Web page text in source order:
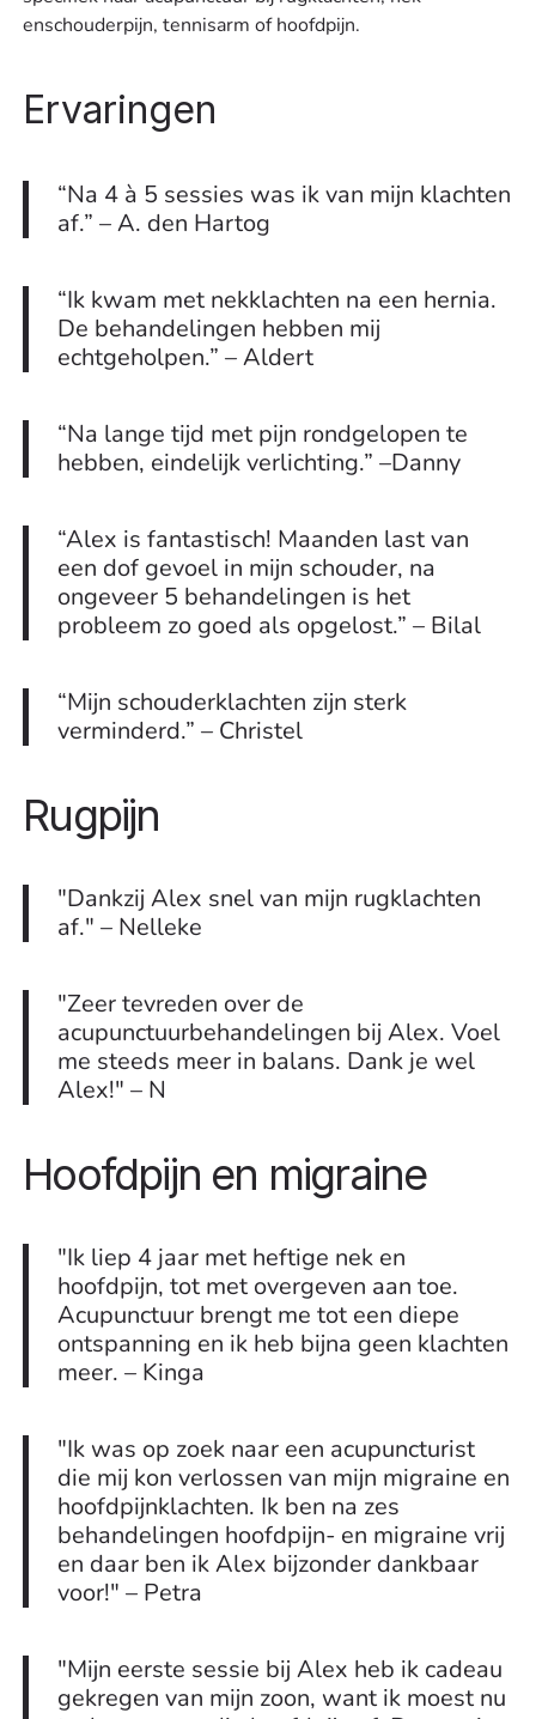
enschouderpijn, tennisarm of hoofdpijn.
Ervaringen
“Na 4 à 5 sessies was ik van mijn klachten
af.” – A. den Hartog
“Ik kwam met nekklachten na een hernia.
De behandelingen hebben mij
echtgeholpen.” – Aldert
“Na lange tijd met pijn rondgelopen te
hebben, eindelijk verlichting.” –Danny
“Alex is fantastisch! Maanden last van
een dof gevoel in mijn schouder, na
ongeveer 5 behandelingen is het
probleem zo goed als opgelost.” – Bilal
“Mijn schouderklachten zijn sterk
verminderd.” – Christel
Rugpijn
"Dankzij Alex snel van mijn rugklachten
af." – Nelleke
"Zeer tevreden over de
acupunctuurbehandelingen bij Alex. Voel
me steeds meer in balans. Dank je wel
Alex!" – N
Hoofdpijn en migraine
"Ik liep 4 jaar met heftige nek en
hoofdpijn, tot met overgeven aan toe.
Acupunctuur brengt me tot een diepe
ontspanning en ik heb bijna geen klachten
meer. – Kinga
"Ik was op zoek naar een acupuncturist
die mij kon verlossen van mijn migraine en
hoofdpijnklachten. Ik ben na zes
behandelingen hoofdpijn- en migraine vrij
en daar ben ik Alex bijzonder dankbaar
voor!" – Petra
"Mijn eerste sessie bij Alex heb ik cadeau
gekregen van mijn zoon, want ik moest nu